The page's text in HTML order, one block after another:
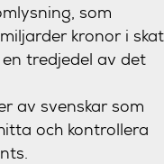
som
kronor i
tredjedel av det
av svenskar som
och kontrollera